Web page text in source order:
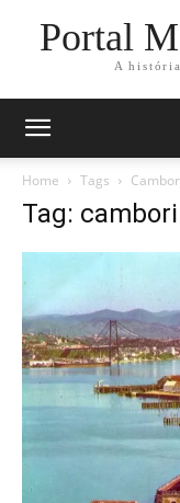
Portal
A
Home Tags
Tag: